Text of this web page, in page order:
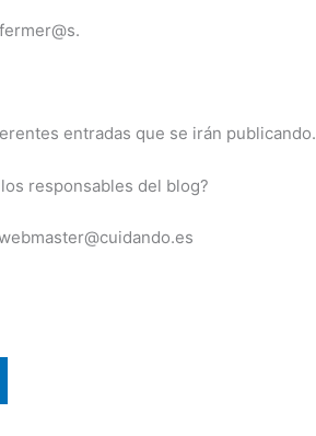
entradas que se irán publicando.
responsables del blog?